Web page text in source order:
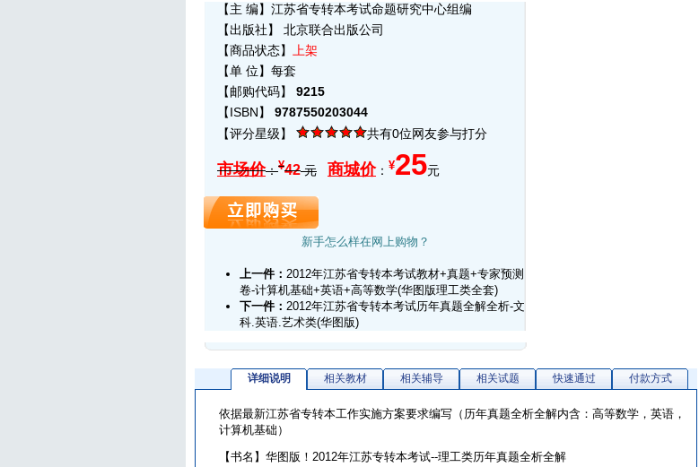
【主 编】江苏省专转本考试命题研究中心组编
【出版社】 北京联合出版公司
【商品状态】
上架
【单 位】每套
【邮购代码】 9215
【ISBN】 9787550203044
【评分星级】
共有0位网友参与打分
市场价：¥42元 商城价： ¥25元
新手怎么样在网上购物？
上一件： 2012年江苏省专转本考试教材+真题+专家预测
卷-计算机基础+英语+高等数学(华图版理工类全套)
下一件： 2012年江苏省专转本考试历年真题全解全析-文
科.英语.艺术类(华图版)
详细说明 相关教材 相关辅导 相关试题 快速通过 付款方式
依据最新江苏省专转本工作实施方案要求编写（历年真题全析全解内含：高等数学，英语，
计算机基础）
【书名】华图版！2012年江苏专转本考试--理工类历年真题全析全解